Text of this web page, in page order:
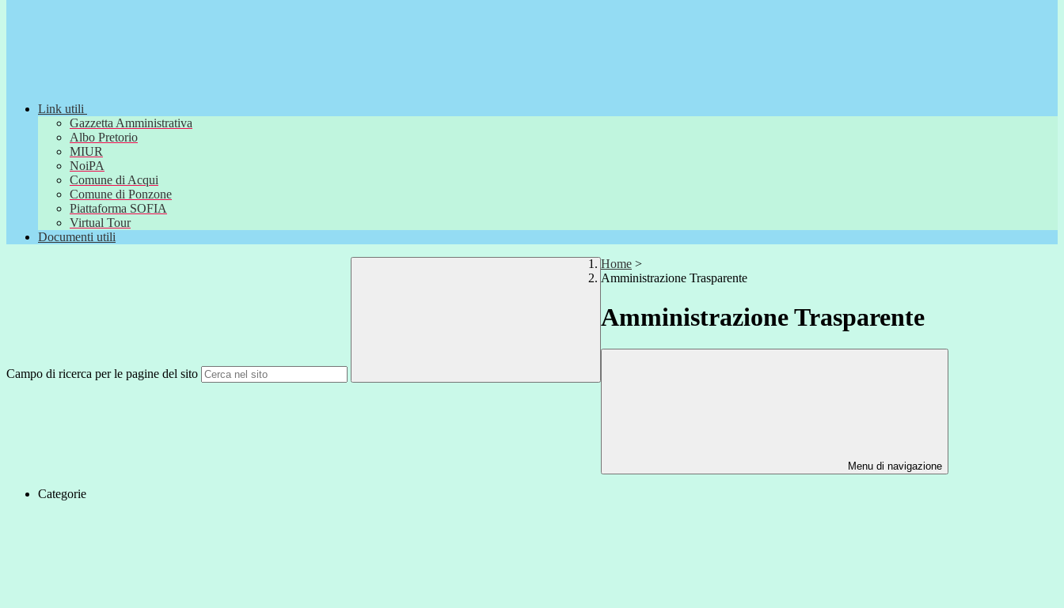
Link utili
Gazzetta Amministrativa
Albo Pretorio
MIUR
NoiPA
Comune di Acqui
Comune di Ponzone
Piattaforma SOFIA
Virtual Tour
Documenti utili
Campo di ricerca per le pagine del sito
Home >
Amministrazione Trasparente
Amministrazione Trasparente
Menu di navigazione
Categorie